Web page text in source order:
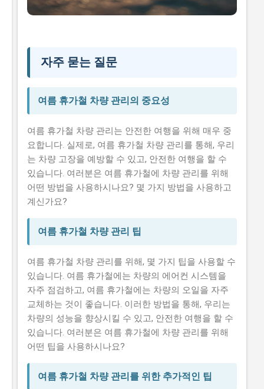
자주 묻는 질문
여름 휴가철 차량 관리의 중요성
여름 휴가철 차량 관리는 안전한 여행을 위해 매우 중
요합니다. 실제로, 여름 휴가철 차량 관리를 통해, 우리
는 차량 고장을 예방할 수 있고, 안전한 여행을 할 수
있습니다. 여러분은 여름 휴가철에 차량 관리를 위해
어떤 방법을 사용하시나요? 몇 가지 방법을 사용하고
계신가요?
여름 휴가철 차량 관리 팁
여름 휴가철 차량 관리를 위해, 몇 가지 팁을 사용할 수
있습니다. 여름 휴가철에는 차량의 에어컨 시스템을
자주 점검하고, 여름 휴가철에는 차량의 오일을 자주
교체하는 것이 좋습니다. 이러한 방법을 통해, 우리는
차량의 성능을 향상시킬 수 있고, 안전한 여행을 할 수
있습니다. 여러분은 여름 휴가철에 차량 관리를 위해
어떤 팁을 사용하시나요?
여름 휴가철 차량 관리를 위한 추가적인 팁